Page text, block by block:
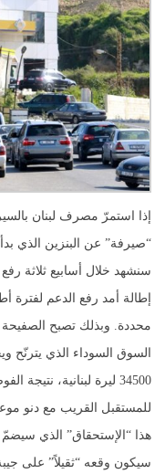
إذا استمرّ مصرف لبنان
سنشهد خلال أسابيع ثلاثة رفع
إطالة أمد رفع الدعم لفترة
السوق السوداء الذي
34500 ليرة لبنانية،
للمستقبل القريب مع دنو
هذا “الإستحقاق” الذي سيضمّ
سيكون وقعه “ثقيلاً” على